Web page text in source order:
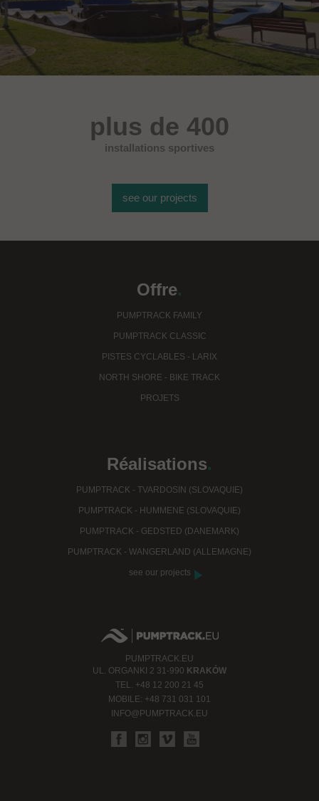
plus de 400
installations sportives
see our projects
Offre.
PUMPTRACK FAMILY
PUMPTRACK CLASSIC
PISTES CYCLABLES - LARIX
NORTH SHORE - BIKE TRACK
PROJETS
Réalisations.
PUMPTRACK - TVARDOSIN (SLOVAQUIE)
PUMPTRACK - HUMMENE (SLOVAQUIE)
PUMPTRACK - GEDSTED (DANEMARK)
PUMPTRACK - WANGERLAND (ALLEMAGNE)
see our projects
PUMPTRACK.EU
UL. ORGANKI 2 31-990 KRAKÓW
TEL. +48 12 200 21 45
MOBILE: +48 731 031 101
INFO@PUMPTRACK.EU